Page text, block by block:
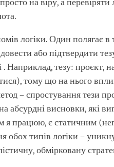
на віру, а перевіряти
логіки. Один полягає
або підтвердити
. Наприклад, тезу: проєкт,
тому що на нього
– спростування тези
абсурдні висновки, які
я працюю, є статичним
обох типів логіки –
обмірковану